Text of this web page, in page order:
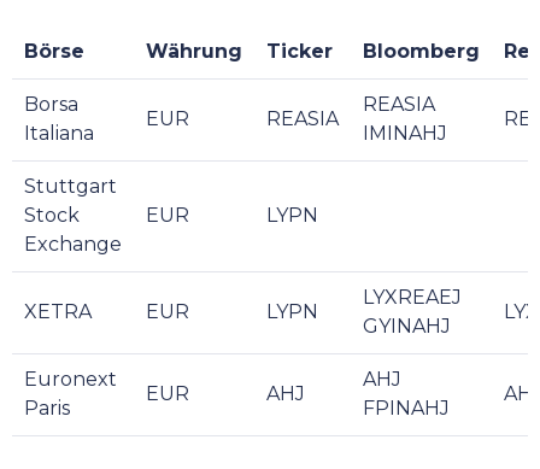
Börse Währung Ticker Bloomberg
Borsa
Italiana
EUR REASIA
REASIA
IMINAHJ
Stuttgart
Stock
Exchange
EUR LYPN
XETRA EUR LYPN
LYXREAEJ
GYINAHJ
Euronext
Paris
EUR AHJ
AHJ
FPINAHJ